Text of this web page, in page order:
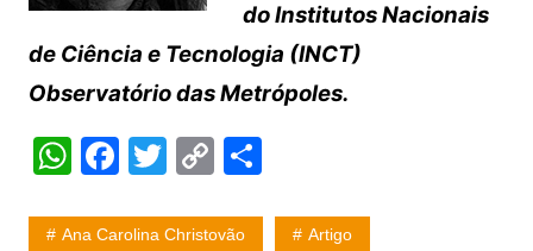
do Institutos Nacionais
de Ciência e Tecnologia (INCT)
Observatório das Metrópoles.
W
at
F
c
T
itt
C
p
S
ar
Ana Carolina Christovão Artigo